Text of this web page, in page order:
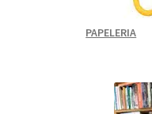
PAPELERIA